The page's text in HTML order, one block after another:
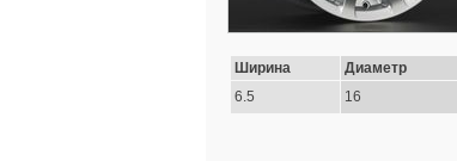
Ширина Диаметр
6.5
16